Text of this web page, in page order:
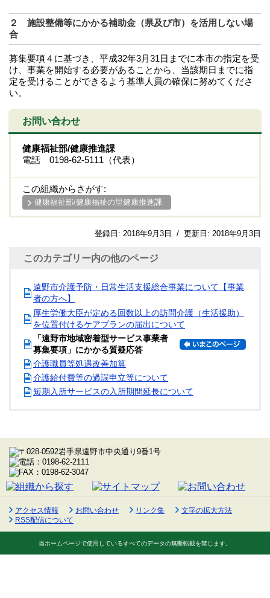
２ 施設整備等にかかる補助金（県及び市）を活用しない場
合
募集要項４に基づき、平成32年3月31日までに本市の指定を受
け、事業を開始する必要があることから、当該期日までに指
定を受けることができるよう基準人員の確保に努めてくださ
い。
お問い合わせ
健康福祉部/健康推進課
電話 0198-62-5111（代表）
この組織からさがす:
健康福祉部/健康福祉の里健康推進課
登録日: 2018年9月3日 / 更新日: 2018年9月3日
このカテゴリー内の他のページ
遠野市介護予防・日常生活支援総合事業について【事業
者の方へ】
厚生労働大臣が定める回数以上の訪問介護（生活援助）
を位置付けるケアプランの届出について
「遠野市地域密着型サービス事業者
募集要項」にかかる質疑応答
介護職員等処遇改善加算
介護給付費等の過誤申立等について
短期入所サービスの入所期間延長について
アクセス情報 お問い合わせ リンク集
文字の拡大方法
RSS配信について
当ホームページで使用しているすべてのデータの無断転載を禁じます。